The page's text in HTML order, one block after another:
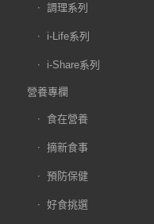
調理系列
i-Life系列
i-Share系列
營養專欄
食在營養
摘新食事
預防保健
好食挑選